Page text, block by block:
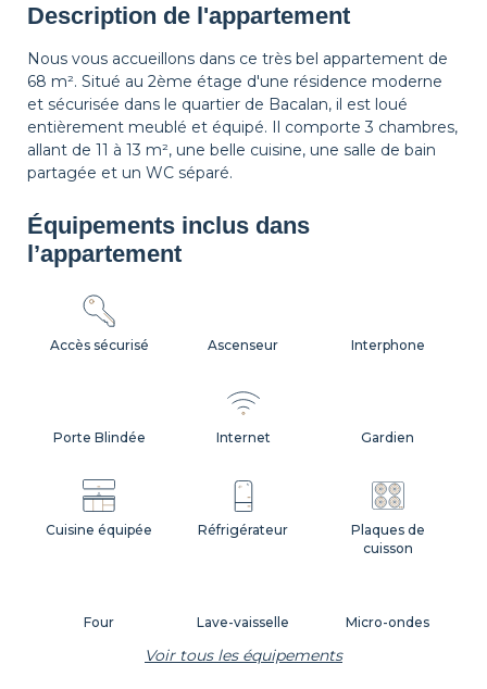
Corbeille à papier
Cintres
Décorations
Table de chevet Lampe de chevet
Tapis de sol
Description de l'appartement
Nous vous accueillons dans ce très bel appartement de
68 m². Situé au 2ème étage d'une résidence moderne
et sécurisée dans le quartier de Bacalan, il est loué
entièrement meublé et équipé. Il comporte 3 chambres,
allant de 11 à 13 m², une belle cuisine, une salle de bain
partagée et un WC séparé.
Équipements inclus dans
l’appartement
Internet
Cuisine équipée Réfrigérateur
Micro-ondes
Four
Plaques de
cuisson
Accès sécurisé
Lave-vaisselle
Ascenseur Interphone
Gardien
Porte Blindée
Voir tous les équipements